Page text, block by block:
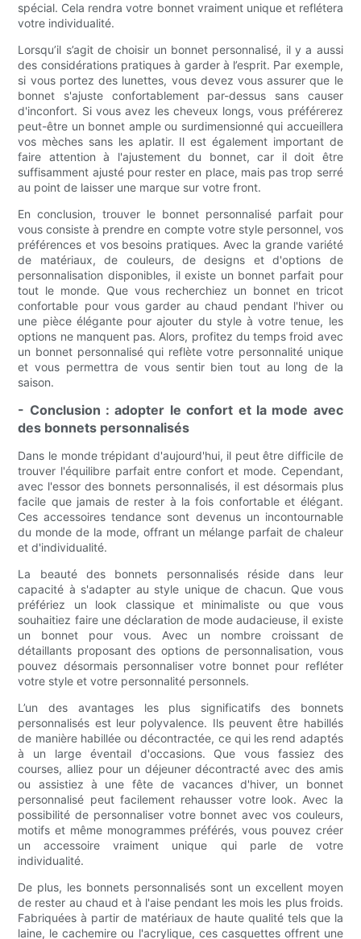
spécial. Cela rendra votre bonnet vraiment unique et reflétera
votre individualité.
Lorsqu’il s’agit de choisir un bonnet personnalisé, il y a aussi
des considérations pratiques à garder à l’esprit. Par exemple,
si vous portez des lunettes, vous devez vous assurer que le
bonnet s'ajuste confortablement par-dessus sans causer
d'inconfort. Si vous avez les cheveux longs, vous préférerez
peut-être un bonnet ample ou surdimensionné qui accueillera
vos mèches sans les aplatir. Il est également important de
faire attention à l'ajustement du bonnet, car il doit être
suffisamment ajusté pour rester en place, mais pas trop serré
au point de laisser une marque sur votre front.
En conclusion, trouver le bonnet personnalisé parfait pour
vous consiste à prendre en compte votre style personnel, vos
préférences et vos besoins pratiques. Avec la grande variété
de matériaux, de couleurs, de designs et d'options de
personnalisation disponibles, il existe un bonnet parfait pour
tout le monde. Que vous recherchiez un bonnet en tricot
confortable pour vous garder au chaud pendant l'hiver ou
une pièce élégante pour ajouter du style à votre tenue, les
options ne manquent pas. Alors, profitez du temps froid avec
un bonnet personnalisé qui reflète votre personnalité unique
et vous permettra de vous sentir bien tout au long de la
saison.
- Conclusion : adopter le confort et la mode avec
des bonnets personnalisés
Dans le monde trépidant d'aujourd'hui, il peut être difficile de
trouver l'équilibre parfait entre confort et mode. Cependant,
avec l'essor des bonnets personnalisés, il est désormais plus
facile que jamais de rester à la fois confortable et élégant.
Ces accessoires tendance sont devenus un incontournable
du monde de la mode, offrant un mélange parfait de chaleur
et d'individualité.
La beauté des bonnets personnalisés réside dans leur
capacité à s'adapter au style unique de chacun. Que vous
préfériez un look classique et minimaliste ou que vous
souhaitiez faire une déclaration de mode audacieuse, il existe
un bonnet pour vous. Avec un nombre croissant de
détaillants proposant des options de personnalisation, vous
pouvez désormais personnaliser votre bonnet pour refléter
votre style et votre personnalité personnels.
L’un des avantages les plus significatifs des bonnets
personnalisés est leur polyvalence. Ils peuvent être habillés
de manière habillée ou décontractée, ce qui les rend adaptés
à un large éventail d'occasions. Que vous fassiez des
courses, alliez pour un déjeuner décontracté avec des amis
ou assistiez à une fête de vacances d'hiver, un bonnet
personnalisé peut facilement rehausser votre look. Avec la
possibilité de personnaliser votre bonnet avec vos couleurs,
motifs et même monogrammes préférés, vous pouvez créer
un accessoire vraiment unique qui parle de votre
individualité.
De plus, les bonnets personnalisés sont un excellent moyen
de rester au chaud et à l'aise pendant les mois les plus froids.
Fabriquées à partir de matériaux de haute qualité tels que la
laine, le cachemire ou l'acrylique, ces casquettes offrent une